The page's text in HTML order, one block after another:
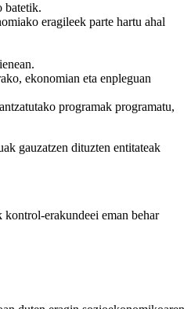
batetik.
eragileek parte hartu ahal
ekonomian eta enpleguan
programak programatu,
gauzatzen dituzten entitateak
erakundeei eman behar